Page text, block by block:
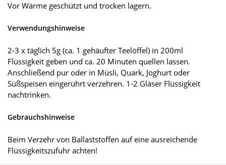
Vor Wärme geschützt und trocken lagern.
Verwendungshinweise
2-3 x täglich 5g (ca. 1 gehäufter Teelöffel) in 200ml
Flüssigkeit geben und ca. 20 Minuten quellen lassen.
Anschließend pur oder in Müsli, Quark, Joghurt oder
Süßspeisen eingerührt verzehren. 1-2 Gläser Flüssigkeit
nachtrinken.
Gebrauchshinweise
Beim Verzehr von Ballaststoffen auf eine ausreichende
Flüssigkeitszufuhr achten!